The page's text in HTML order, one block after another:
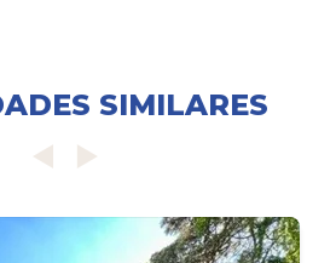
SIMILARES